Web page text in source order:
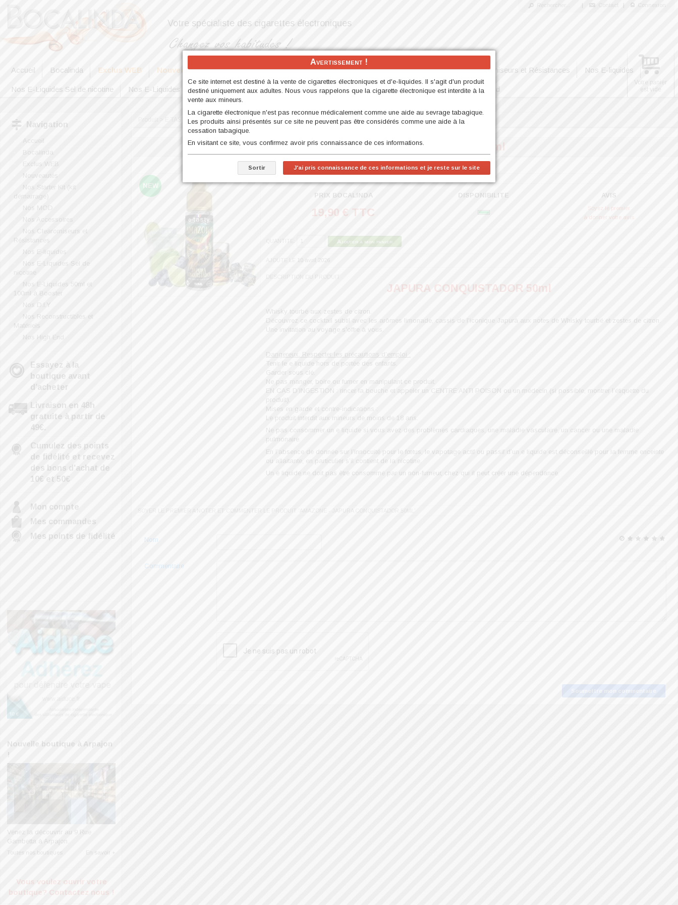
| Contact | Connexion
Votre spécialiste des cigarettes électroniques
Accueil Bocalinda Exclus WEB Nouveautés Nos Starter Kit (kit démarrage) Nos MOD Nos Accessoires Nos Clearomiseurs et Résistances Nos E-liquides
Nos E-Liquides Sel de nicotine Nos E-Liquides 50ml et 100ml à Booster Nos D.I.Y Nos Reconstructibles et Matériels Nos High End
Votre panier
est vide
Navigation
Accueil
Bocalinda
Exclus WEB
Nouveautés
Nos Starter Kit (kit
démarrage)
Nos MOD
Nos Accessoires
Nos Clearomiseurs et
Résistances
Nos E-liquides
Nos E-Liquides Sel de
nicotine
Nos E-Liquides 50ml et
100ml à Booster
Nos D.I.Y
Nos Reconstructibles et
Matériels
Nos High End
Essayez à la
boutique avant
d’acheter
Livraison en 48h
gratuite à partir de
49€.
Cumulez des points
de fidélité et recevez
des bons d'achat de
10€ et 50€
Mon compte
Mes commandes
Mes points de fidélité
Nouvelle boutique à Arpajon
!
Venez la découvrir au 9 Rue
Gambetta à Arpajon.
En savoir +
Toutes nos boutiques
Vous voulez ouvrir votre
boutique? Contactez nous !
Produit > E.TASTY [FR] > Amazone - Japura Conquistador 50ml
Amazone - Japura Conquistador 50ml
NEW
PRIX BOCALINDA DISPONIBILITE AVIS
19,90 € TTC
Soyez le premier
à donner votre avis
QUANTITE: Ajouter à mon panier
10 avril 2026
DESCRIPTION DU PRODUIT
JAPURA CONQUISTADOR 50ml
Whisky tourbé aux zestes de citron.
Découvrez ce cocktail subtil avec les arômes limonade, cassis de l'iconique Japurá aux notes de Whisky tourbé et zestes de citron.
Une invitation au voyage s'offre à vous.
Dangereux. Respecter les précautions d’emploi :
Tenir le e liquide hors de portée des enfants.
Garder sous clé.
Ne pas manger, boire ou fumer en manipulant ce produit.
EN CAS D’INGESTION : rincer la bouche et appeler un CENTRE ANTI POISON ou un médecin (si possible, montrer l’étiquette du
produit).
Mises en garde et contre-indications :
Le produit interdit aux mineurs de moins de 18 ans.
Ne pas consommer un e liquide si vous avez des problèmes cardiaques, une maladie vasculaire, un cancer ou une maladie
pulmonaire.
En l’absence de donnée sur l’innocuité pour le fœtus, le vapotage actif ou passif d’un e liquide est déconseillé pour la femme enceinte
ou allaitante, en particulier s’il contient de la nicotine.
Un e liquide ne doit pas être consommé par un non-fumeur, chez qui il peut créer une dépendance.
SOYER LE PREMIER A NOTER ET COMMENTER LE PRODUIT 'AMAZONE - JAPURA CONQUISTADOR 50ML'
Nom
Commentaire
Soumettre mon commentaire
Avertissement !
Ce site internet est destiné à la vente de cigarettes électroniques et d'e-liquides. Il s'agit d'un produit
destiné uniquement aux adultes. Nous vous rappelons que la cigarette électronique est interdite à la
vente aux mineurs.
La cigarette électronique n'est pas reconnue médicalement comme une aide au sevrage tabagique.
Les produits ainsi présentés sur ce site ne peuvent pas être considérés comme une aide à la
cessation tabagique.
En visitant ce site, vous confirmez avoir pris connaissance de ces informations.
Sortir J'ai pris connaissance de ces informations et je reste sur le site